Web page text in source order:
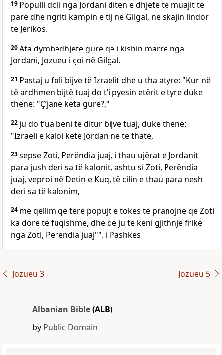
19 Populli doli nga Jordani ditën e dhjetë të muajit të
parë dhe ngriti kampin e tij në Gilgal, në skajin lindor
të Jerikos.
20Ata dymbëdhjetë gurë që i kishin marrë nga
Jordani, Jozueu i çoi në Gilgal.
21 Pastaj u foli bijve të Izraelit dhe u tha atyre: "Kur në
të ardhmen bijtë tuaj do t’i pyesin etërit e tyre duke
thënë: "Ç’janë këta gurë?,"
22 ju do t’ua bëni të ditur bijve tuaj, duke thënë:
"Izraeli e kaloi këtë Jordan në të thatë,
23sepse Zoti, Perëndia juaj, i thau ujërat e Jordanit
para jush deri sa të kalonit, ashtu si Zoti, Perëndia
juaj, veproi në Detin e Kuq, të cilin e thau para nesh
deri sa të kalonim,
24 me qëllim që tërë popujt e tokës të pranojnë që Zoti
ka dorë të fuqishme, dhe që ju të keni gjithnjë frikë
nga Zoti, Perëndia juaj"". i Pashkës
Jozueu 3 Jozueu 5
Albanian Bible(ALB)
by Public Domain